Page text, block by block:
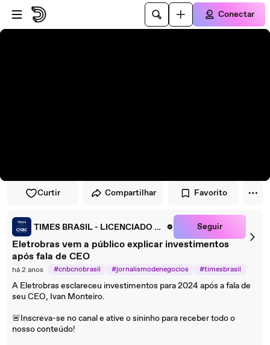
Pular para o player
Ir para o conteúdo principal
Conectar
Curtir Compartilhar Favorito
TIMES BRASIL - LICENCIADO EXCLUSIVO CNBC Seguir
Eletrobras vem a público explicar investimentos
após fala de CEO
há 2 anos #cnbcnobrasil #jornalismodenegocios #timesbrasil
A Eletrobras esclareceu investimentos para 2024 após a fala de
seu CEO, Ivan Monteiro.
🚨Inscreva-se no canal e ative o sininho para receber todo o
nosso conteúdo!